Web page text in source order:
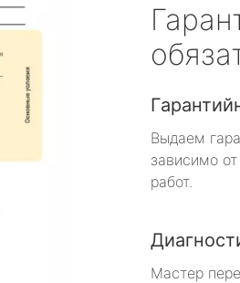
Выдаем
зависимо
работ.
Мастер